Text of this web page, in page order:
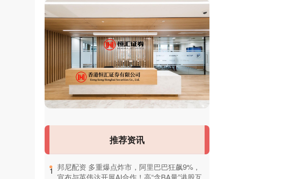
推荐资讯
1 ​邦尼配资 多重爆点炸市，阿里巴巴狂飙9%，